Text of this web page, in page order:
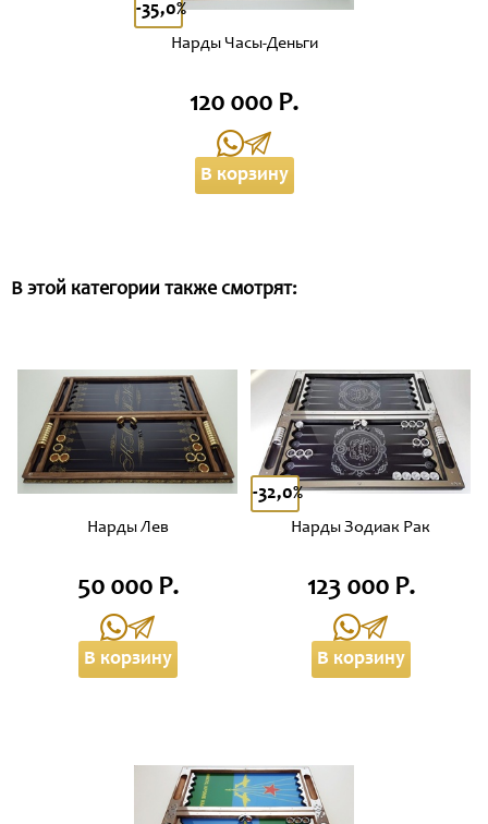
Нарды Часы-Деньги
-35,0%
120 000 Р.
В корзину
В этой категории также смотрят:
Нарды Лев
50 000 Р.
В корзину
Нарды Зодиак Рак
-32,0%
123 000 Р.
В корзину